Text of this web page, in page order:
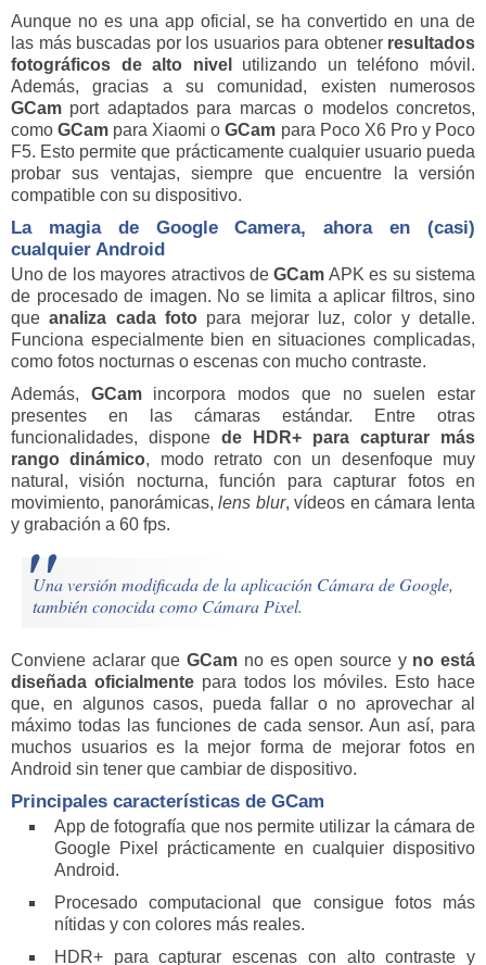
Aunque no es una app oficial, se ha convertido en una de
las más buscadas por los usuarios para obtener resultados
fotográficos de alto nivel
utilizando un teléfono móvil.
Además, gracias a su comunidad, existen numerosos
GCam port adaptados para marcas o modelos concretos,
comoGCam para Xiaomi oGCam para Poco X6 Pro y Poco
F5. Esto permite que prácticamente cualquier usuario pueda
probar sus ventajas, siempre que encuentre la versión
compatible con su dispositivo.
La magia de Google Camera, ahora en (casi)
cualquier Android
Uno de los mayores atractivos deGCam APK es su sistema
de procesado de imagen. No se limita a aplicar filtros, sino
queanaliza cada foto para mejorar luz, color y detalle.
Funciona especialmente bien en situaciones complicadas,
como fotos nocturnas o escenas con mucho contraste.
Además, GCamincorpora modos que no suelen estar
presentes en las cámaras estándar. Entre otras
funcionalidades, dispone de HDR+ para capturar más
rango dinámico, modo retrato con un desenfoque muy
natural, visión nocturna, función para capturar fotos en
movimiento, panorámicas,lens blur, vídeos en cámara lenta
y grabación a 60 fps.
Una versión modificada de la aplicación Cámara de Google,
también conocida como Cámara Pixel.
Conviene aclarar queGCam no es open source y no está
diseñada oficialmentepara todos los móviles. Esto hace
que, en algunos casos, pueda fallar o no aprovechar al
máximo todas las funciones de cada sensor. Aun así, para
muchos usuarios es la mejor forma de mejorar fotos en
Android sin tener que cambiar de dispositivo.
Principales características de GCam
App de fotografía que nos permite utilizar la cámara de
Google Pixel prácticamente en cualquier dispositivo
Android.
Procesado computacional que consigue fotos más
nítidas y con colores más reales.
HDR+ para capturar escenas con alto contraste y